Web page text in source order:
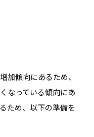
加傾向にあるため、
なっている傾向にあ
ため、以下の準備を